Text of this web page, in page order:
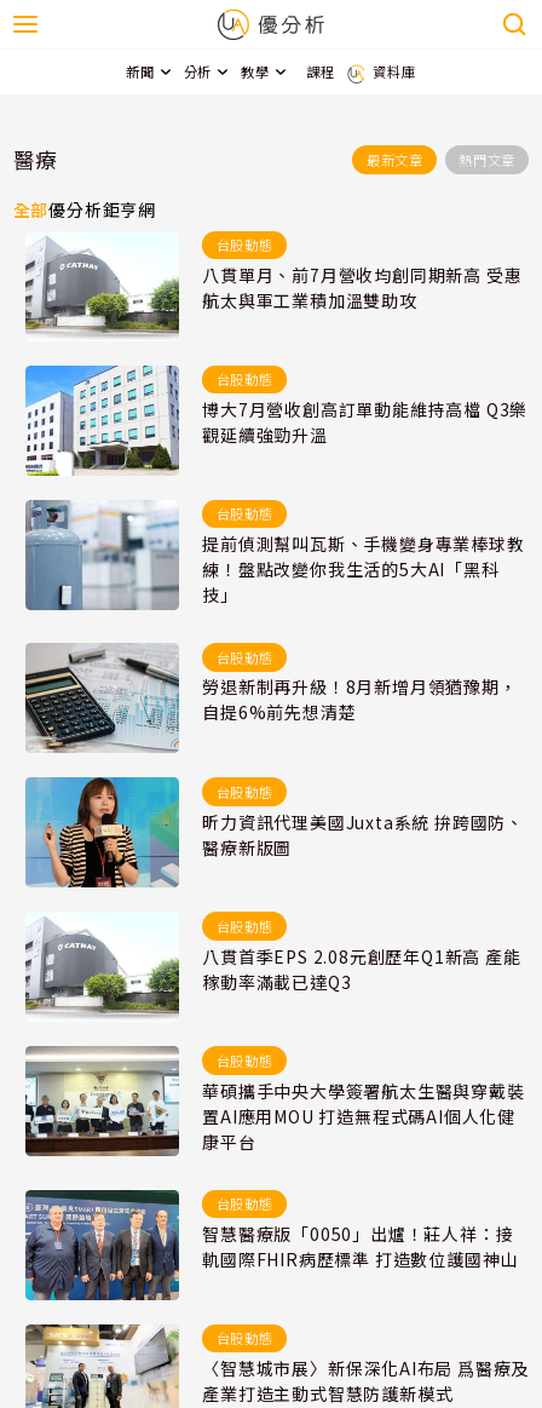
新聞 分析 教學 課程 資料庫
醫療 最新文章 熱門文章
全部優分析鉅亨網
台股動態
八貫單月、前7月營收均創同期新高 受惠
航太與軍工業積加溫雙助攻
台股動態
博大7月營收創高訂單動能維持高檔 Q3樂
觀延續強勁升溫
台股動態
提前偵測幫叫瓦斯、手機變身專業棒球教
練！盤點改變你我生活的5大AI「黑科
技」
台股動態
勞退新制再升級！8月新增月領猶豫期，
自提6%前先想清楚
台股動態
昕力資訊代理美國Juxta系統 拚跨國防、
醫療新版圖
台股動態
八貫首季EPS 2.08元創歷年Q1新高 產能
稼動率滿載已達Q3
台股動態
華碩攜手中央大學簽署航太生醫與穿戴裝
置AI應用MOU 打造無程式碼AI個人化健
康平台
台股動態
智慧醫療版「0050」出爐！莊人祥：接
軌國際FHIR病歷標準 打造數位護國神山
台股動態
〈智慧城市展〉新保深化AI布局 爲醫療及
產業打造主動式智慧防護新模式